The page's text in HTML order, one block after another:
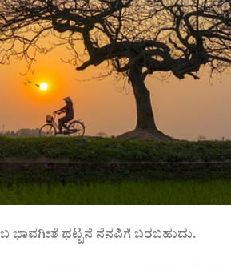
ಭಾವಗೀತೆ ಥಟ್ಟನೆ ನೆನಪಿಗೆ ಬರಬಹುದು.